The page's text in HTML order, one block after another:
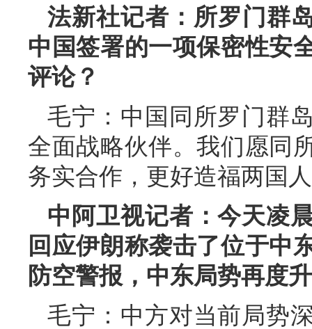
法新社记者：所罗门群
中国签署的一项保密性安
评论？
毛宁：中国同所罗门群
全面战略伙伴。我们愿同
务实合作，更好造福两国
中阿卫视记者：今天凌
回应伊朗称袭击了位于中
防空警报，中东局势再度
毛宁：中方对当前局势